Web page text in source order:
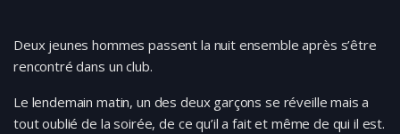
Deux jeunes hommes passent la nuit ensemble après s’être
rencontré dans un club.
Le lendemain matin, un des deux garçons se réveille mais a
tout oublié de la soirée, de ce qu’il a fait et même de qui il est.